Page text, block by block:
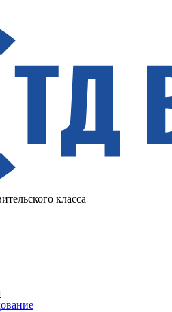
класса